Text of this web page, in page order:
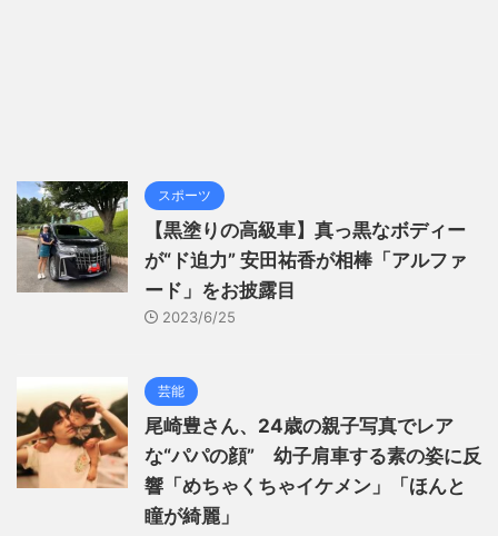
スポーツ
【黒塗りの高級車】真っ黒なボディー
が“ド迫力” 安田祐香が相棒「アルファ
ード」をお披露目
2023/6/25
芸能
尾崎豊さん、24歳の親子写真でレア
な“パパの顔” 幼子肩車する素の姿に反
響「めちゃくちゃイケメン」「ほんと
瞳が綺麗」